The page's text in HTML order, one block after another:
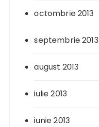
octombrie 2013
septembrie 2013
august 2013
iulie 2013
iunie 2013